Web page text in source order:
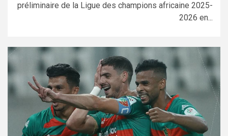
préliminaire de la Ligue des champions africaine 2025-
2026 en...